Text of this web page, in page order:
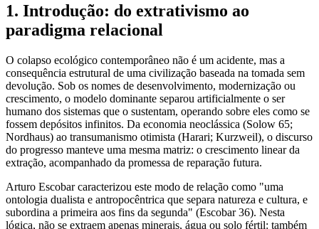
1. Introdução: do extrativismo ao
paradigma relacional
O colapso ecológico contemporâneo não é um acidente, mas a
consequência estrutural de uma civilização baseada na tomada sem
devolução. Sob os nomes de desenvolvimento, modernização ou
crescimento, o modelo dominante separou artificialmente o ser
humano dos sistemas que o sustentam, operando sobre eles como se
fossem depósitos infinitos. Da economia neoclássica (Solow 65;
Nordhaus) ao transumanismo otimista (Harari; Kurzweil), o discurso
do progresso manteve uma mesma matriz: o crescimento linear da
extração, acompanhado da promessa de reparação futura.
Arturo Escobar caracterizou este modo de relação como "uma
ontologia dualista e antropocêntrica que separa natureza e cultura, e
subordina a primeira aos fins da segunda" (Escobar 36). Nesta
lógica, não se extraem apenas minerais, água ou solo fértil: também